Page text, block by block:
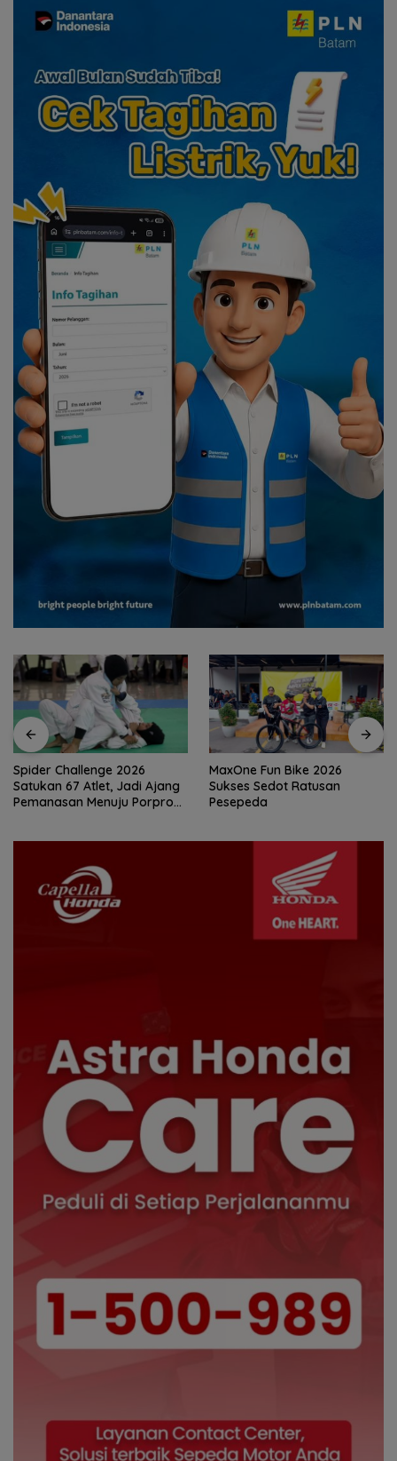
MaxOne Fun Bike 2026
Sukses Sedot Ratusan
Pesepeda
Jadikan Batam Destinasi
Sport Tourism, Wali Kota
Amsakar Achmad Siap